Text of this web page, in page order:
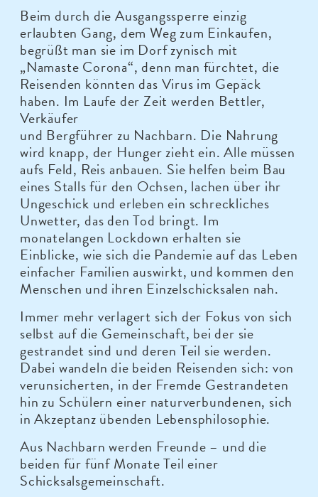
Beim durch die Ausgangssperre einzig
erlaubten Gang, dem Weg zum Einkaufen,
begrüßt man sie im Dorf zynisch mit
„Namaste Corona“, denn man fürchtet, die
Reisenden könnten das Virus im Gepäck
haben. Im Laufe der Zeit werden Bettler,
Verkäufer
und Bergführer zu Nachbarn. Die Nahrung
wird knapp, der Hunger zieht ein. Alle müssen
aufs Feld, Reis anbauen. Sie helfen beim Bau
eines Stalls für den Ochsen, lachen über ihr
Ungeschick und erleben ein schreckliches
Unwetter, das den Tod bringt. Im
monatelangen Lockdown erhalten sie
Einblicke, wie sich die Pandemie auf das Leben
einfacher Familien auswirkt, und kommen den
Menschen und ihren Einzelschicksalen nah.
Immer mehr verlagert sich der Fokus von sich
selbst auf die Gemeinschaft, bei der sie
gestrandet sind und deren Teil sie werden.
Dabei wandeln die beiden Reisenden sich: von
verunsicherten, in der Fremde Gestrandeten
hin zu Schülern einer naturverbundenen, sich
in Akzeptanz übenden Lebensphilosophie.
Aus Nachbarn werden Freunde – und die
beiden für fünf Monate Teil einer
Schicksalsgemeinschaft.